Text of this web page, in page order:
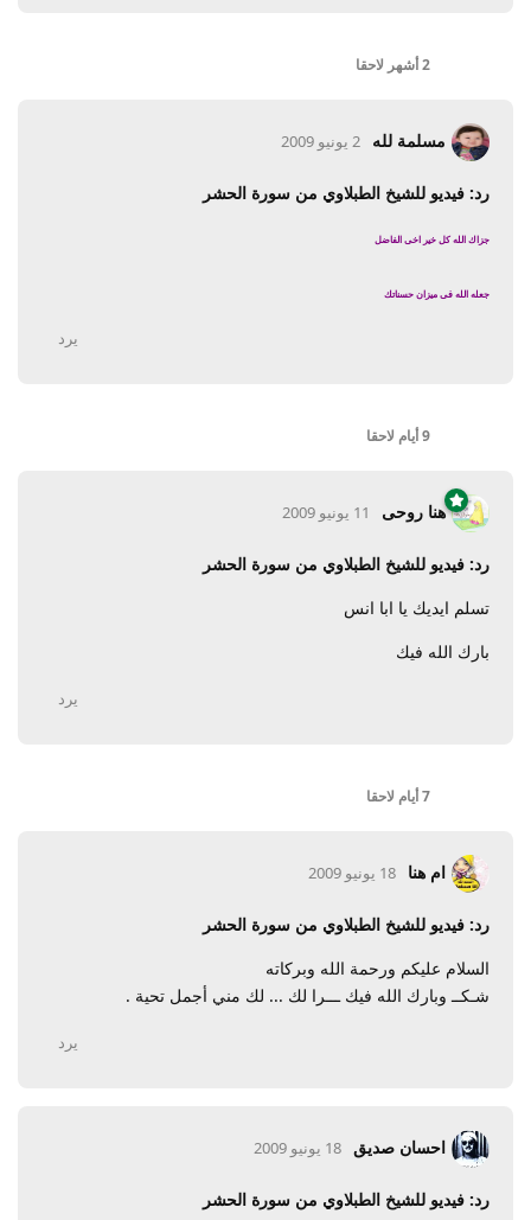
2 أشهر لاحقا
مسلمة لله 2 يونيو 2009
رد: فيديو للشيخ الطبلاوي من سورة الحشر
جزاك الله كل خير اخى الفاضل
جعله الله فى ميزان حسناتك
يرد
9 أيام لاحقا
هنا روحى 11 يونيو 2009
رد: فيديو للشيخ الطبلاوي من سورة الحشر
تسلم ايديك يا ابا انس
بارك الله فيك
يرد
7 أيام لاحقا
ام هنا 18 يونيو 2009
رد: فيديو للشيخ الطبلاوي من سورة الحشر
السلام عليكم ورحمة الله وبركاته
شـكــ وبارك الله فيك ـــرا لك ... لك مني أجمل تحية .
يرد
احسان صديق 18 يونيو 2009
رد: فيديو للشيخ الطبلاوي من سورة الحشر